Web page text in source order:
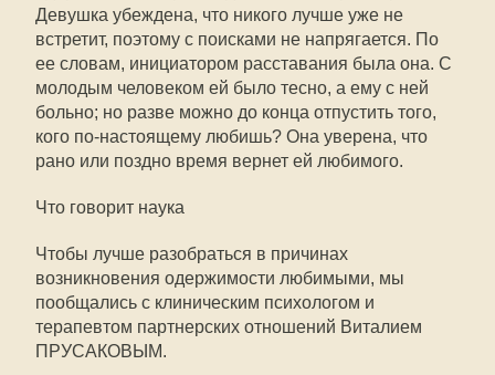
Девушка убеждена, что никого лучше уже не
встретит, поэтому с поисками не напрягается. По
ее словам, инициатором расставания была она. С
молодым человеком ей было тесно, а ему с ней
больно; но разве можно до конца отпустить того,
кого по-настоящему любишь? Она уверена, что
рано или поздно время вернет ей любимого.
Что говорит наука
Чтобы лучше разобраться в причинах
возникновения одержимости любимыми, мы
пообщались с клиническим психологом и
терапевтом партнерских отношений Виталием
ПРУСАКОВЫМ.